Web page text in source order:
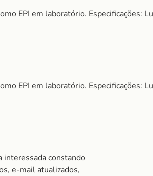
EPI em laboratório. Especificações:
EPI em laboratório. Especificações:
interessada constando
e-mail atualizados,